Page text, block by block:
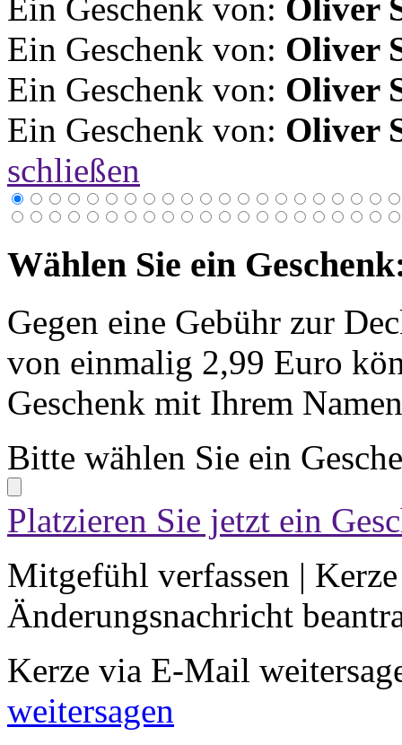
Ein Geschenk von: Oliver
Ein Geschenk von: Oliver
Ein Geschenk von: Oliver
Ein Geschenk von: Oliver
schließen
Wählen Sie ein
Gegen eine Gebühr zur
von einmalig 2,99 Euro
Geschenk mit Ihrem
Bitte wählen Sie ein
Platzieren Sie jetzt ein
Mitgefühl verfassen |
Änderungsnachricht
Kerze via E-Mail
weitersagen